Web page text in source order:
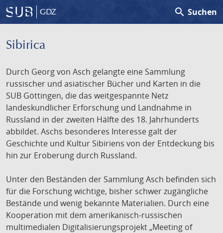
GDZ search Suchen
Sibirica
Durch Georg von Asch gelangte eine Sammlung
russischer und asiatischer Bücher und Karten in die
SUB Göttingen, die das weitgespannte Netz
landeskundlicher Erforschung und Landnahme in
Russland in der zweiten Hälfte des 18. Jahrhunderts
abbildet. Aschs besonderes Interesse galt der
Geschichte und Kultur Sibiriens von der Entdeckung bis
hin zur Eroberung durch Russland.
Unter den Beständen der Sammlung Asch befinden sich
für die Forschung wichtige, bisher schwer zugängliche
Bestände und wenig bekannte Materialien. Durch eine
Kooperation mit dem amerikanisch-russischen
multimedialen Digitalisierungsprojekt „Meeting of